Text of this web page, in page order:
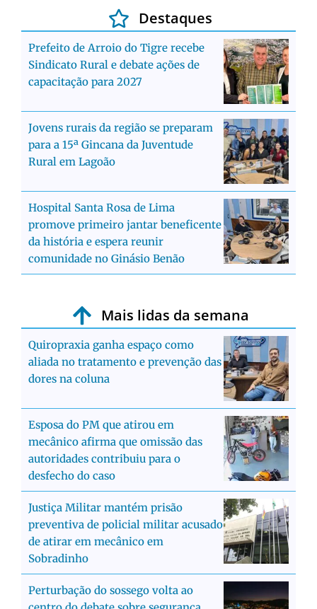
Destaques
Prefeito de Arroio do Tigre recebe
Sindicato Rural e debate ações de
capacitação para 2027
Jovens rurais da região se preparam
para a 15ª Gincana da Juventude
Rural em Lagoão
Hospital Santa Rosa de Lima
promove primeiro jantar beneficente
da história e espera reunir
comunidade no Ginásio Benão
Mais lidas da semana
Quiropraxia ganha espaço como
aliada no tratamento e prevenção das
dores na coluna
Esposa do PM que atirou em
mecânico afirma que omissão das
autoridades contribuiu para o
desfecho do caso
Justiça Militar mantém prisão
preventiva de policial militar acusado
de atirar em mecânico em
Sobradinho
Perturbação do sossego volta ao